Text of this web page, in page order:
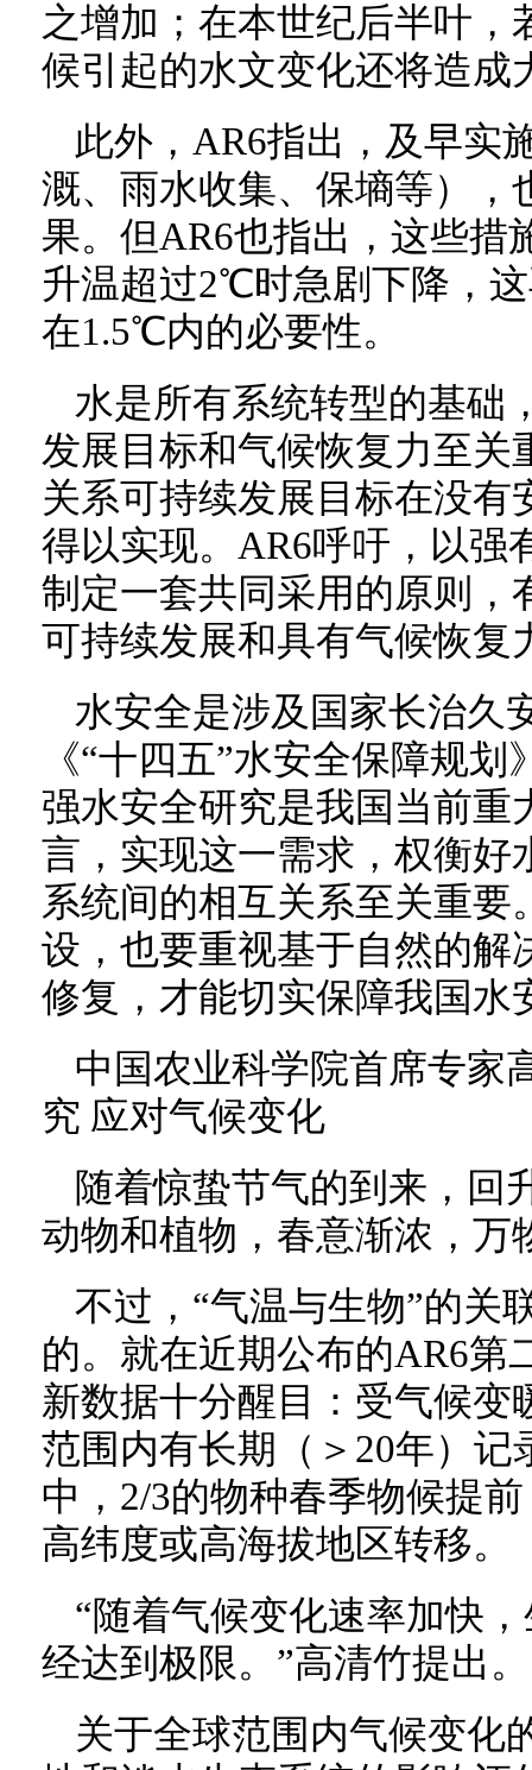
之增加；在本世纪后半叶，
候引起的水文变化还将造成
此外，AR6指出，及早实
溉、雨水收集、保墒等），
果。但AR6也指出，这些措
升温超过2℃时急剧下降，
在1.5℃内的必要性。
水是所有系统转型的基础
发展目标和气候恢复力至关
关系可持续发展目标在没有
得以实现。AR6呼吁，以强
制定一套共同采用的原则，
可持续发展和具有气候恢复
水安全是涉及国家长治久
《“十四五”水安全保障规
强水安全研究是我国当前重
言，实现这一需求，权衡好
系统间的相互关系至关重要
设，也要重视基于自然的解
修复，才能切实保障我国水
中国农业科学院首席专家
究 应对气候变化
随着惊蛰节气的到来，回
动物和植物，春意渐浓，万
不过，“气温与生物”的关
的。就在近期公布的AR6第
新数据十分醒目：受气候变
范围内有长期（＞20年）记
中，2/3的物种春季物候提
高纬度或高海拔地区转移。
“随着气候变化速率加快
经达到极限。”高清竹提出。
关于全球范围内气候变化